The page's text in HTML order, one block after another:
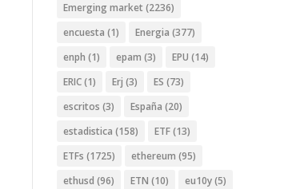
Emerging market (2236)
encuesta (1) Energia (377)
enph (1) epam (3) EPU (14)
ERIC(1) Erj (3) ES (73)
escritos (3) España (20)
estadistica (158) ETF(13)
ETFs (1725) ethereum (95)
ethusd (96) ETN (10) eu10y(5)